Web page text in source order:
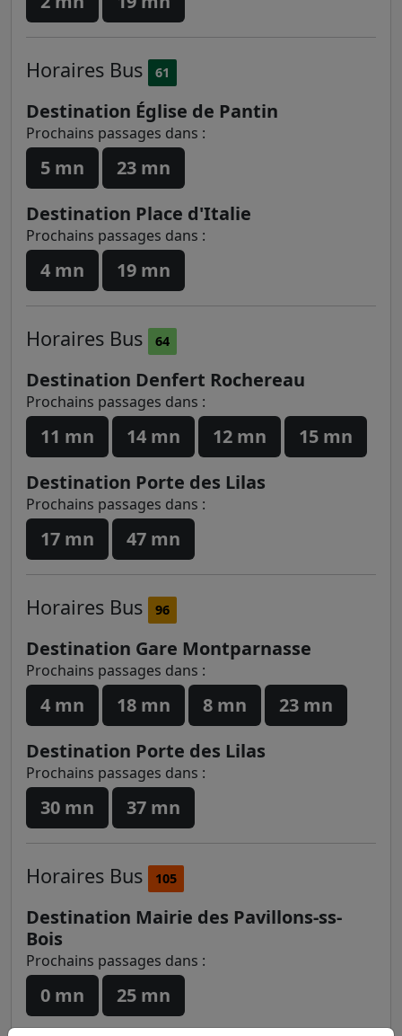
Horaires Bus 61
Destination Église de Pantin
Prochains passages dans :
5 mn
23 mn
Destination Place d'Italie
Prochains passages dans :
4 mn 19 mn
Horaires Bus 64
Destination Denfert Rochereau
Prochains passages dans :
11 mn 14 mn 12 mn
15 mn
Destination Porte des Lilas
Prochains passages dans :
17 mn 47 mn
Horaires Bus 96
Destination Gare Montparnasse
Prochains passages dans :
4 mn 18 mn 8 mn
23 mn
Destination Porte des Lilas
Prochains passages dans :
30 mn 37 mn
Horaires Bus 105
Destination Mairie des Pavillons-ss-
Bois
Prochains passages dans :
0 mn 25 mn